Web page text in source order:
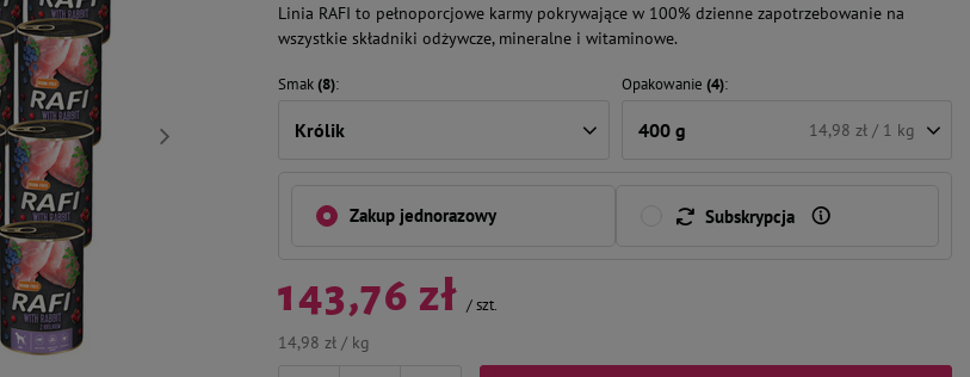
Linia RAFI to pełnoporcjowe karmy pokrywające w 100% dzienne zapotrzebowanie na
wszystkie składniki odżywcze, mineralne i witaminowe.
Smak(8)
Królik
Opakowanie (4)
400 g 14,98 zł / 1 kg
Zakup jednorazowy Subskrypcja
143,76 zł /szt.
14,98 zł / kg